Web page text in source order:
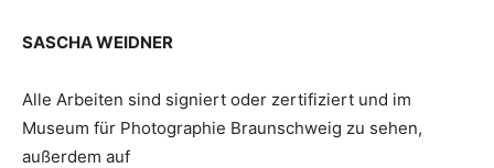
SASCHA WEIDNER
Alle Arbeiten sind signiert oder zertifiziert und im
Museum für Photographie Braunschweig zu sehen,
außerdem auf